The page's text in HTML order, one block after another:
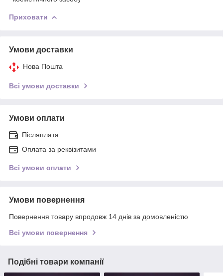
Приховати
Умови доставки
Нова Пошта
Всі умови доставки
Умови оплати
Післяплата
Оплата за реквізитами
Всі умови оплати
Умови повернення
Повернення товару впродовж 14 днів за домовленістю
Всі умови повернення
Подібні товари компанії